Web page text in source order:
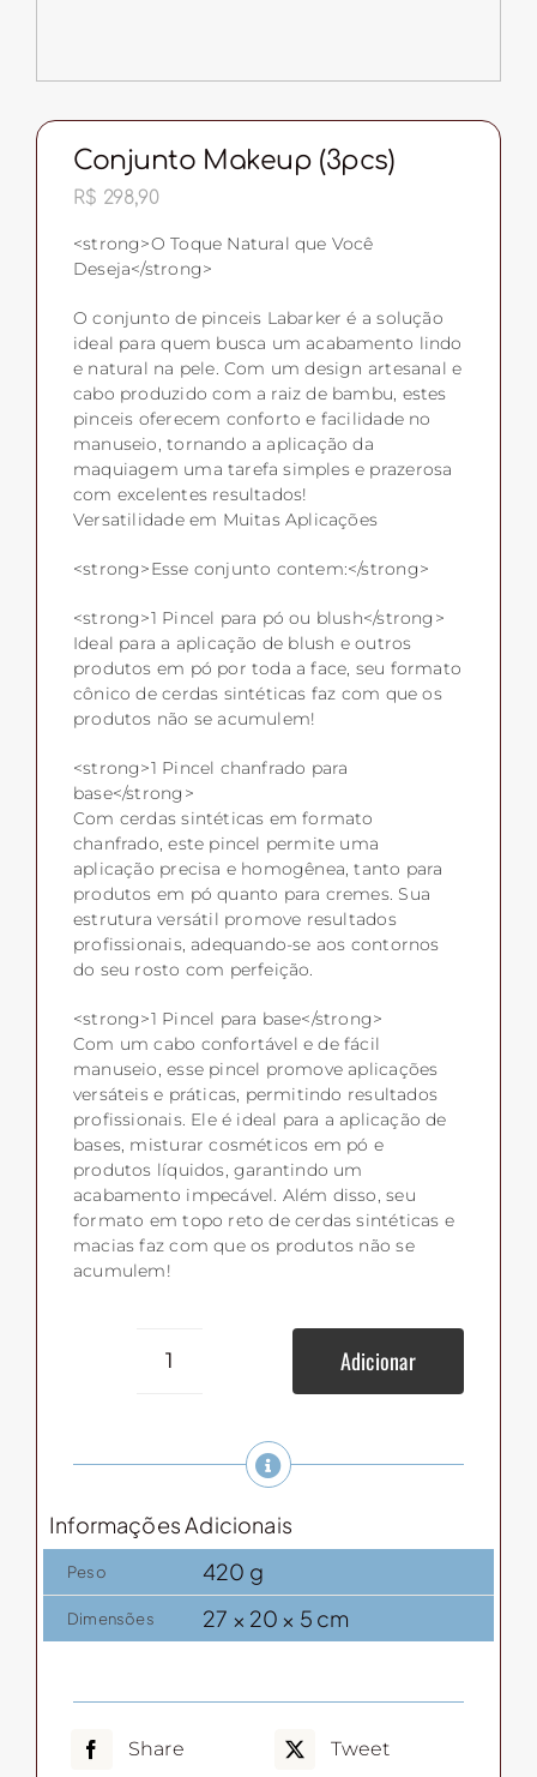
Conjunto Makeup (3pcs)
R$ 298,90
<strong>O Toque Natural que Você
Deseja</strong>
O conjunto de pinceis Labarker é a solução
ideal para quem busca um acabamento lindo
e natural na pele. Com um design artesanal e
cabo produzido com a raiz de bambu, estes
pinceis oferecem conforto e facilidade no
manuseio, tornando a aplicação da
maquiagem uma tarefa simples e prazerosa
com excelentes resultados!
Versatilidade em Muitas Aplicações
<strong>Esse conjunto contem:</strong>
<strong>1 Pincel para pó ou blush</strong>
Ideal para a aplicação de blush e outros
produtos em pó por toda a face, seu formato
cônico de cerdas sintéticas faz com que os
produtos não se acumulem!
<strong>1 Pincel chanfrado para
base</strong>
Com cerdas sintéticas em formato
chanfrado, este pincel permite uma
aplicação precisa e homogênea, tanto para
produtos em pó quanto para cremes. Sua
estrutura versátil promove resultados
profissionais, adequando-se aos contornos
do seu rosto com perfeição.
<strong>1 Pincel para base</strong>
Com um cabo confortável e de fácil
manuseio, esse pincel promove aplicações
versáteis e práticas, permitindo resultados
profissionais. Ele é ideal para a aplicação de
bases, misturar cosméticos em pó e
produtos líquidos, garantindo um
acabamento impecável. Além disso, seu
formato em topo reto de cerdas sintéticas e
macias faz com que os produtos não se
acumulem!
Conjunto
quantidade
Adicionar
Informações Adicionais
Peso 420 g
Dimensões 27 × 20 × 5 cm
Share Tweet